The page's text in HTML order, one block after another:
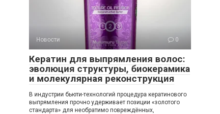
Новости 0
Кератин для выпрямления волос:
эволюция структуры, биокерамика
и молекулярная реконструкция
В индустрии бьюти-технологий процедура кератинового
выпрямления прочно удерживает позиции «золотого
стандарта» для необратимо повреждённых,